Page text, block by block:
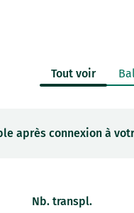
Tout voir
après connexion à
Nb. transpl.